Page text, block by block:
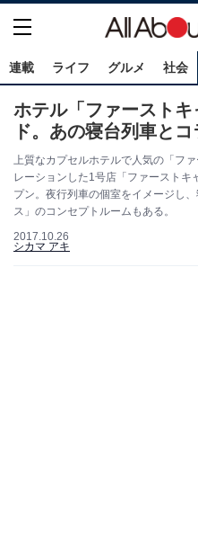
連載 ライフ グルメ 社会
ホテル「ファースト
ド。あの寝台列車とコ
上質なカプセルホテルで人気の「フ
レーションした1号店「ファースト
プン。夜行列車の個室をイメージし
ス」のコンセプトルームもある。
2017.10.26
シカマ アキ